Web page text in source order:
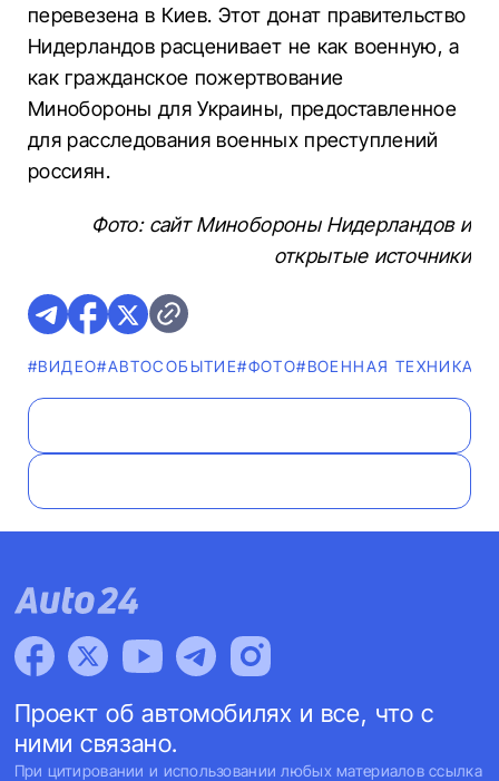
перевезена в Киев. Этот донат правительство
Нидерландов расценивает не как военную, а
как гражданское пожертвование
Минобороны для Украины, предоставленное
для расследования военных преступлений
россиян.
Фото: сайт Минобороны Нидерландов и
открытые источники
#ВИДЕО#АВТОСОБЫТИЕ#ФОТО#ВОЕННАЯ ТЕХНИКА
Проект об автомобилях и все, что с
ними связано.
При цитировании и использовании любых материалов ссылка